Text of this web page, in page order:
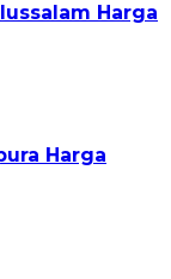
Harga
Harga